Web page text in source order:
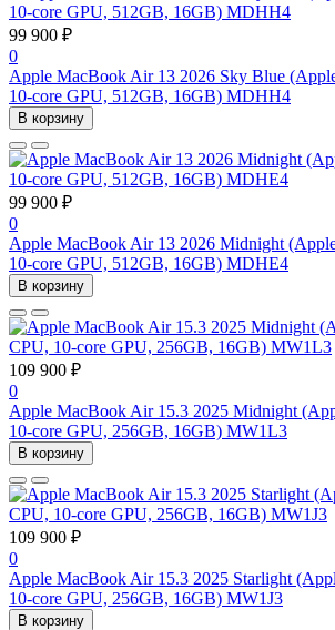
99 900 ₽
0
Apple MacBook Air 13 2026 Sky Blue
10-core GPU, 512GB, 16GB) MDHH4
В корзину
99 900 ₽
0
Apple MacBook Air 13 2026 Midnight
10-core GPU, 512GB, 16GB) MDHE4
В корзину
109 900 ₽
0
Apple MacBook Air 15.3 2025 Midnight
10-core GPU, 256GB, 16GB) MW1L3
В корзину
109 900 ₽
0
Apple MacBook Air 15.3 2025 Starlight
10-core GPU, 256GB, 16GB) MW1J3
В корзину